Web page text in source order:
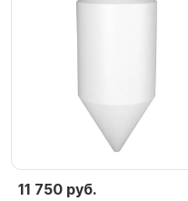
11 750 руб.